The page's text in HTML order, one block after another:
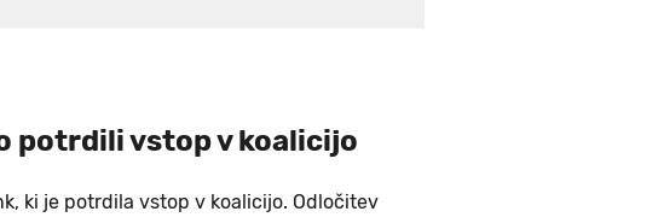
potrdili vstop v koalicijo
ki je potrdila vstop v koalicijo. Odločitev